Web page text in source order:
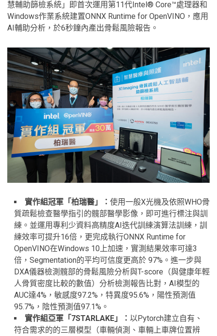
慧輔助篩檢系統」即首次運用第11代Intel® Core™處理器和
Windows作業系統建置ONNX Runtime for OpenVINO，應用
AI輔助分析，於6秒鐘內產出骨鬆風險報告。
實作組冠軍「柏瑞醫」 ： 使用一般X光機及依照WHO骨
質疏鬆檢查醫學指引的髖部醫學影像，即可進行標注與訓
練。並運用專利少資料高精度AI迭代訓練演算法訓練，訓
練效率可提升16倍，更完成執行ONNX Runtime for
OpenVINO在Windows 10上加速，實測結果效率可達3
倍，Segmentation的平均可信度更高於 97%。進一步與
DXA儀器檢測髖部的骨鬆風險分析與T-score（與健康年輕
人骨質密度比較的數值）分析檢測報告比對，AI模型的
AUC達4%，敏感度97.2%，特異度95.6%，陽性預測值
95.7%，陰性預測值97.1%。
實作組亞軍「 7STARLAKE 」 ： 以Pytorch建立自有、
符合需求的的三層模型（車輛偵測、車輛上車牌位置辨